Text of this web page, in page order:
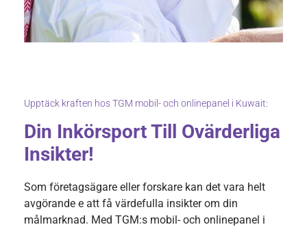
Upptäck kraften hos TGM mobil- och onlinepanel i Kuwait:
Din Inkörsport Till Ovärderliga
Insikter!
Som företagsägare eller forskare kan det vara helt
avgörande e att få värdefulla insikter om din
målmarknad. Med TGM:s mobil- och onlinepanel i